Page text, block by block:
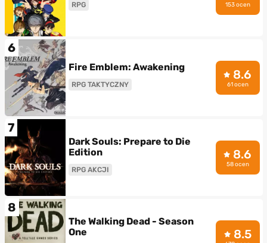
RPG 153 ocen
6
Fire Emblem: Awakening
RPG TAKTYCZNY
8.6
61 ocen
7
Dark Souls: Prepare to Die
Edition
RPG AKCJI
8.6
58 ocen
8
The Walking Dead - Season
One
8.5